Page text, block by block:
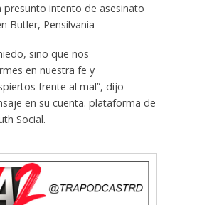
presunto intento de asesinato
Butler, Pensilvania
sino que nos
en nuestra fe y
frente al mal”, dijo
en su cuenta. plataforma de
Social.